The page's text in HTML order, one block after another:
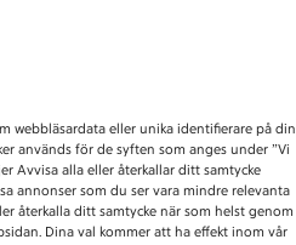
Unknown error
webbläsardata eller unika identifierare på din
används för de syften som anges under ”Vi
Avvisa alla eller återkallar ditt samtycke
annonser som du ser vara mindre relevanta
återkalla ditt samtycke när som helst genom
Dina val kommer att ha effekt inom vår